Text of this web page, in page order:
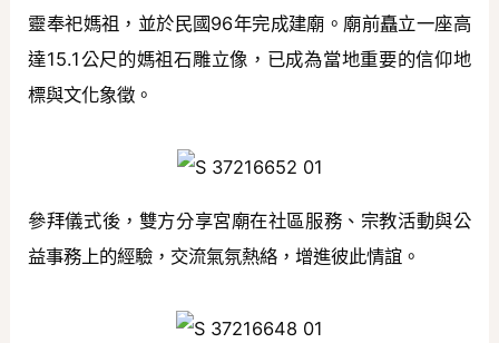
靈奉祀媽祖，並於民國96年完成建廟。廟前矗立一座高
達15.1公尺的媽祖石雕立像，已成為當地重要的信仰地
標與文化象徵。
參拜儀式後，雙方分享宮廟在社區服務、宗教活動與公
益事務上的經驗，交流氣氛熱絡，增進彼此情誼。